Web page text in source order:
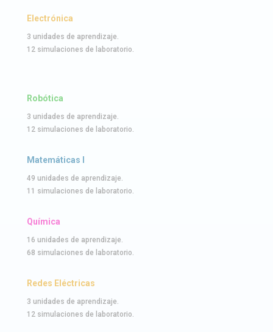
Electrónica
3 unidades de aprendizaje.
12 simulaciones de laboratorio.
Robótica
3 unidades de aprendizaje.
12 simulaciones de laboratorio.
Matemáticas l
49 unidades de aprendizaje.
11 simulaciones de laboratorio.
Química
16 unidades de aprendizaje.
68 simulaciones de laboratorio.
Redes Eléctricas
3 unidades de aprendizaje.
12 simulaciones de laboratorio.